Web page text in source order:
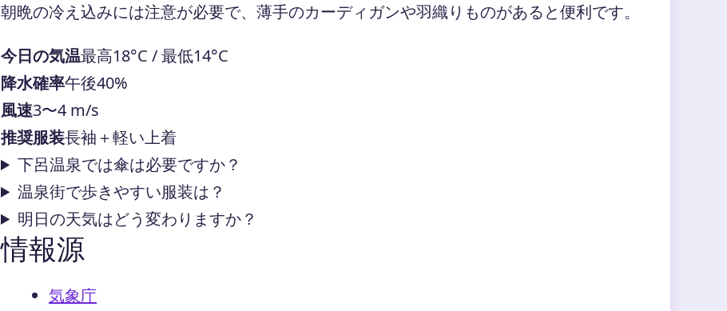
朝晩の冷え込みには注意が必要で、薄手のカーディガンや羽織りものがあると便利です。
今日の気温最高18°C / 最低14°C
降水確率午後40%
風速3〜4 m/s
推奨服装長袖＋軽い上着
下呂温泉では傘は必要ですか？
温泉街で歩きやすい服装は？
明日の天気はどう変わりますか？
情報源
気象庁